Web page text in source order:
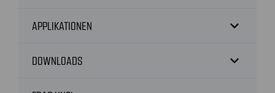
APPLIKATIONEN expand_more
DOWNLOADS expand_more